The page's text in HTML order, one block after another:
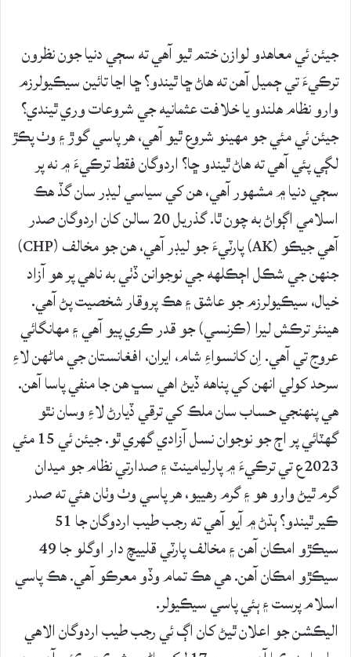
جيئن ئي معاهدو لوازن ختم ٿيو آهي ته سڄي دنيا جون نظرون
ترڪيءَ تي ڄميل آهن ته هاڻ ڇا ٿيندو؟ ڇا اڃا تائين سيڪيولرزم
وارو نظام هلندو يا خلافت عثمانيه جي شروعات وري ٿيندي؟
جيئن ئي مئي جو مهينو شروع ٿيو آهي، هر پاسي گوڙ ۽ وٺ پڪڙ
لڳي پئي آهي ته هاڻ ٿيندو ڇا؟ اردوگان فقط ترڪيءَ ۾ نه پر
سڄي دنيا ۾ مشهور آهي، هن کي سياسي ليڊر سان گڏ هڪ
اسلامي اڳواڻ به چون ٿا. گذريل 20 سالن کان اردوگان صدر
آهي جيڪو (AK) پارٽيءَ جو ليڊر آهي، هن جو مخالف (CHP)
جنهن جي شڪل اڄڪلهه جي نوجوانن ڏٺي به ناهي پر هو آزاد
خيال، سيڪيولرزم جو عاشق ۽ هڪ پروقار شخصيت پڻ آهي.
هينئر ترڪش ليرا (ڪرنسي) جو قدر ڪري پيو آهي ۽ مهانگائي
عروج تي آهي. اِن کانسواءِ شام، ايران، افغانستان جي ماڻهن لاءِ
سرحد کولي انهن کي پناهه ڏيڻ اهي سڀ هن جا منفي پاسا آهن.
هي پنهنجي حساب سان ملڪ کي ترقي ڏيارڻ لاءِ وسان نٿو
گهٽائي پر اڄ جو نوجوان نسل آزادي گهري ٿو. جيئن ئي 15 مئي
2023ع تي ترڪيءَ ۾ پارليامينٽ ۽ صدارتي نظام جو ميدان
گرم ٿيڻ وارو ھو ۽ گرم رھيیو، هر پاسي وٺ وٺان ھئي ته صدر
ڪير ٿيندو؟ ٻڌڻ ۾ آيو آهي ته رجب طيب اردوگان جا 51
سيڪڙو امڪان آهن ۽ مخالف پارٽي قليیچ دار اوگلو جا 49
سيڪڙو امڪان آهن. هي هڪ تمام وڏو معرڪو آهي. هڪ پاسي
اسلام پرست ۽ ٻئي پاسي سيڪيولر.
اليڪشن جو اعلان ٿيڻ کان اڳ ئي رجب طيب اردوگان الاھي